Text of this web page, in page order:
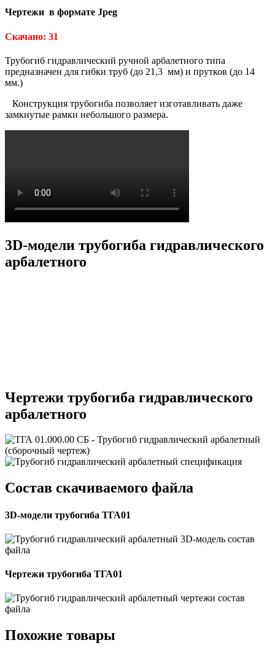
Чертежи в формате Jpeg
Скачано: 31
Трубогиб гидравлический ручной арбалетного типа
предназначен для гибки труб (до 21,3 мм) и прутков (до 14
мм.)
Конструкция трубогиба позволяет изготавливать даже
замкнутые рамки небольшого размера.
3D-модели трубогиба гидравлического
арбалетного
Чертежи трубогиба гидравлического
арбалетного
Состав скачиваемого файла
3D-модели трубогиба ТГА01
Чертежи трубогиба ТГА01
Похожие товары